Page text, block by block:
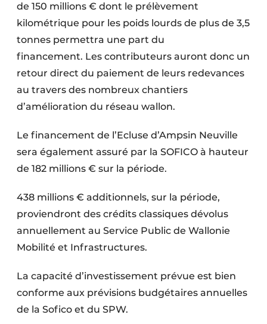
de 150 millions € dont le prélèvement
kilométrique pour les poids lourds de plus de 3,5
tonnes permettra une part du
financement. Les contributeurs auront donc un
retour direct du paiement de leurs redevances
au travers des nombreux chantiers
d’amélioration du réseau wallon.
Le financement de l’Ecluse d’Ampsin Neuville
sera également assuré par la SOFICO à hauteur
de 182 millions € sur la période.
438 millions € additionnels, sur la période,
proviendront des crédits classiques dévolus
annuellement au Service Public de Wallonie
Mobilité et Infrastructures.
La capacité d’investissement prévue est bien
conforme aux prévisions budgétaires annuelles
de la Sofico et du SPW.